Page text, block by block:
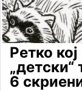
Ретко
„детски“
6